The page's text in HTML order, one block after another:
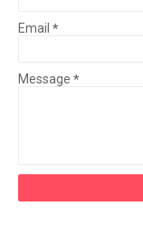
Email *
Message *